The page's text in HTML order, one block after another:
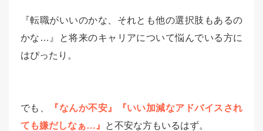
『転職がいいのかな、それとも他の選択肢もあるの
かな…』と将来のキャリアについて悩んでいる方に
はぴったり。
でも、
『なんか不安』『いい加減なアドバイスされ
ても嫌だしなぁ…』
と不安な方もいるはず。